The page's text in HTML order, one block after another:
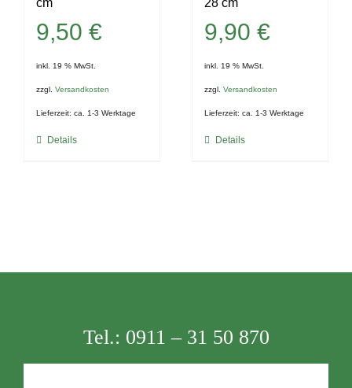
9,50 €
inkl. 19 % MwSt.
zzgl. Versandkosten
Lieferzeit: ca. 1-3 Werktage
Details
9,90€
inkl. 19 % MwSt.
zzgl.Versandkosten
Lieferzeit:ca. 1-3 Werktage
Details
Tel.: 0911 – 31 50 870